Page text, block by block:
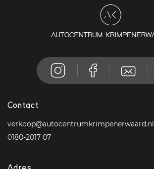
Contact
verkoop@autocentrumkrimpenerwaard.nl
0180-2017 07